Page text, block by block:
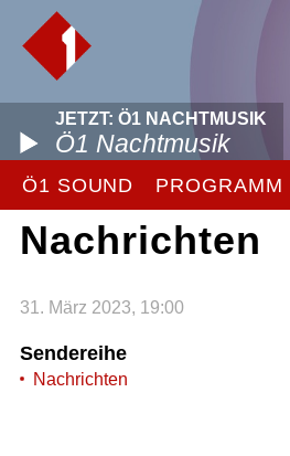
JETZT: Ö1 NACHTMUSIK
Ö1 Nachtmusik
Ö1 SOUND PROGRAMM
Nachrichten
31. März 2023, 19:00
Sendereihe
Nachrichten